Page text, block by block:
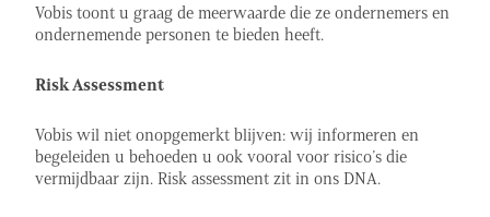
Vobis toont u graag de meerwaarde die ze ondernemers en
ondernemende personen te bieden heeft.
Risk Assessment
Vobis wil niet onopgemerkt blijven: wij informeren en
begeleiden u behoeden u ook vooral voor risico’s die
vermijdbaar zijn. Risk assessment zit in ons DNA.